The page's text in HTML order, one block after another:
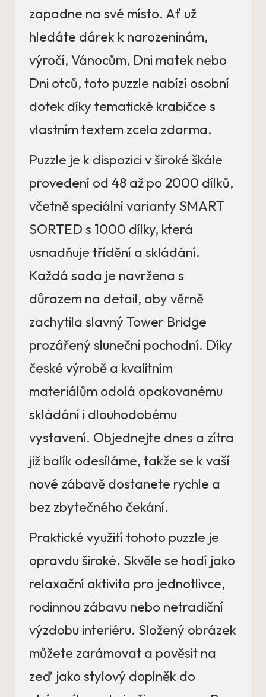
zapadne na své místo. Ať už
hledáte dárek k narozeninám,
výročí, Vánocům, Dni matek nebo
Dni otců, toto puzzle nabízí osobní
dotek díky tematické krabičce s
vlastním textem zcela zdarma.
Puzzle je k dispozici v široké škále
provedení od 48 až po 2000 dílků,
včetně speciální varianty SMART
SORTED s 1000 dílky, která
usnadňuje třídění a skládání.
Každá sada je navržena s
důrazem na detail, aby věrně
zachytila slavný Tower Bridge
prozářený sluneční pochodní. Díky
české výrobě a kvalitním
materiálům odolá opakovanému
skládání i dlouhodobému
vystavení. Objednejte dnes a zítra
již balík odesíláme, takže se k vaší
nové zábavě dostanete rychle a
bez zbytečného čekání.
Praktické využití tohoto puzzle je
opravdu široké. Skvěle se hodí jako
relaxační aktivita pro jednotlivce,
rodinnou zábavu nebo netradiční
výzdobu interiéru. Složený obrázek
můžete zarámovat a pověsit na
zeď jako stylový doplněk do